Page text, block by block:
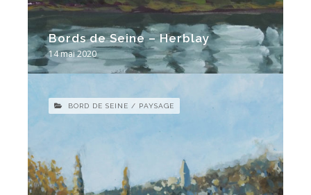
14 mai 2020
Bords de Seine – Herblay
BORD DE SEINE / PAYSAGE